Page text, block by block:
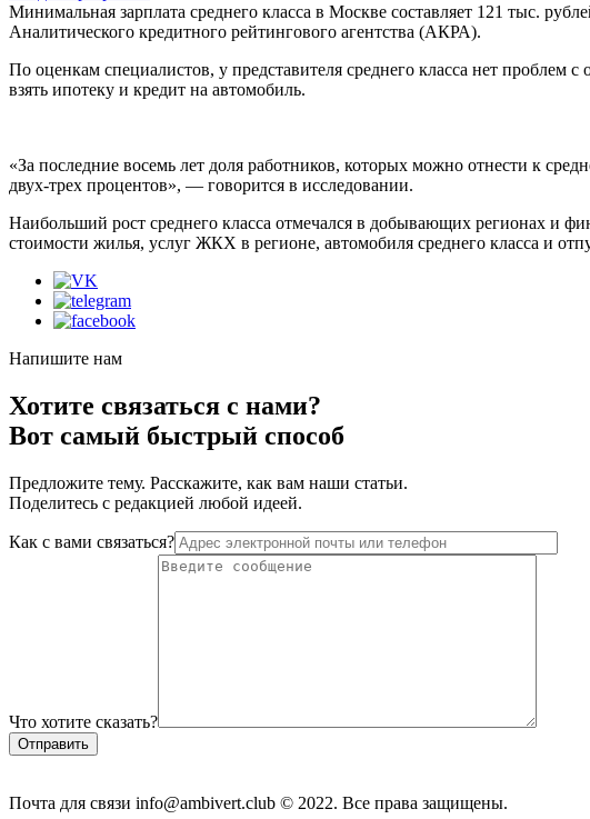
Минимальная зарплата среднего класса в Москве составляет 121 тыс.
Аналитического кредитного рейтингового агентства (АКРА).
По оценкам специалистов, у представителя среднего класса нет проблем
взять ипотеку и кредит на автомобиль.
«За последние восемь лет доля работников, которых можно отнести к
двух-трех процентов», — говорится в исследовании.
Наибольший рост среднего класса отмечался в добывающих регионах и
стоимости жилья, услуг ЖКХ в регионе, автомобиля среднего класса и
Напишите нам
Хотите связаться с нами?
Вот самый быстрый способ
Предложите тему. Расскажите, как вам наши статьи.
Поделитесь с редакцией любой идеей.
Как с вами связаться?
Что хотите сказать?
Почта для связи info@ambivert.club © 2022. Все права защищены.